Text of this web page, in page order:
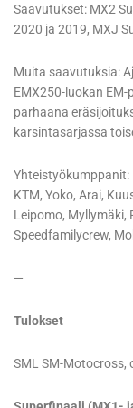
Saavutukset: MX2
2020 ja 2019, MXJ
Muita saavutuksia:
EMX250-luokan
parhaana
karsintasarjassa
Yhteistyökumppanit:
KTM, Yoko, Arai,
Leipomo, Myllymäki,
Speedfamilycrew,
—
Tulokset
SML SM-Motocross,